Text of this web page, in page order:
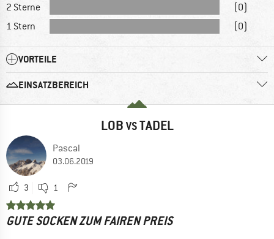
2 Sterne
(0)
1 Stern
(0)
VORTEILE
EINSATZBEREICH
LOB VSTADEL
Pascal
03.06.2019
3 1
GUTE SOCKEN ZUM FAIREN PREIS